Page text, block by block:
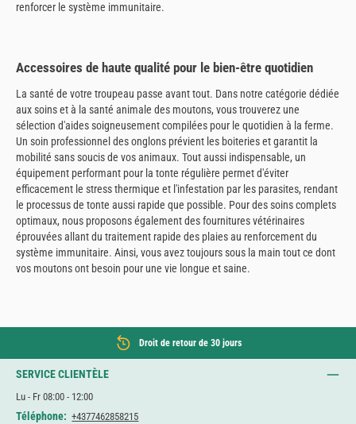
renforcer le système immunitaire.
Accessoires de haute qualité pour le bien-être quotidien
La santé de votre troupeau passe avant tout. Dans notre catégorie dédiée
aux soins et à la santé animale des moutons, vous trouverez une
sélection d'aides soigneusement compilées pour le quotidien à la ferme.
Un soin professionnel des onglons prévient les boiteries et garantit la
mobilité sans soucis de vos animaux. Tout aussi indispensable, un
équipement performant pour la tonte régulière permet d'éviter
efficacement le stress thermique et l'infestation par les parasites, rendant
le processus de tonte aussi rapide que possible. Pour des soins complets
optimaux, nous proposons également des fournitures vétérinaires
éprouvées allant du traitement rapide des plaies au renforcement du
système immunitaire. Ainsi, vous avez toujours sous la main tout ce dont
vos moutons ont besoin pour une vie longue et saine.
Droit de retour de 30 jours
SERVICE CLIENTÈLE
Lu - Fr 08:00 - 12:00
Téléphone: +4377462858215